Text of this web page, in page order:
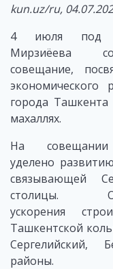
kun.uz/ru,
4 июля под
Мирзиёева
совещание,
экономического
города
махаллях.
На
уделено
связывающей
столицы.
ускорения
Ташкентской
Сергелийский,
районы.